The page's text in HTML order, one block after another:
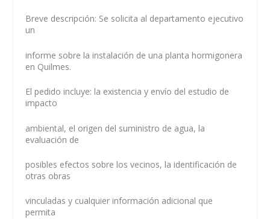
Breve descripción: Se solicita al departamento ejecutivo
un
informe sobre la instalación de una planta hormigonera
en Quilmes.
El pedido incluye: la existencia y envío del estudio de
impacto
ambiental, el origen del suministro de agua, la
evaluación de
posibles efectos sobre los vecinos, la identificación de
otras obras
vinculadas y cualquier información adicional que
permita